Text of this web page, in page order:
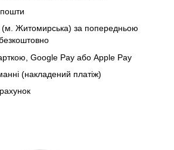
(м. Житомирська) за попередньою
Google Pay або Apple Pay
(накладений платіж)